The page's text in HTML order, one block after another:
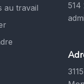
au travail
514